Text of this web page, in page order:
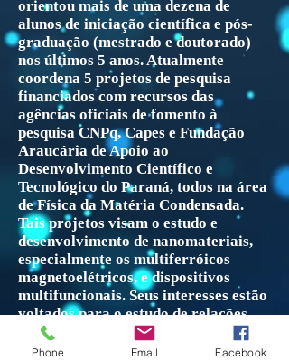
orientou mais de uma dezena de
alunos de iniciação científica e pós-
graduação (mestrado e doutorado)
nos últimos 5 anos. Atualmente
coordena 5 projetos de pesquisa
financiados com recursos das
agências oficiais de fomento à
pesquisa CNPq, Capes e Fundação
Araucária de Apoio ao
Desenvolvimento Científico e
Tecnológico do Paraná, todos na área
de Física da Matéria Condensada.
Tais projetos visam o estudo e
desenvolvimento de nanomateriais,
especialmente os multiferróicos
magnetoelétricos, e dispositivos
multifuncionais. Seus interesses estão
voltados para o estudo de relações
estrutura/propriedades em
multiferroicos magnetoelétricos, com
Phone Email Facebook